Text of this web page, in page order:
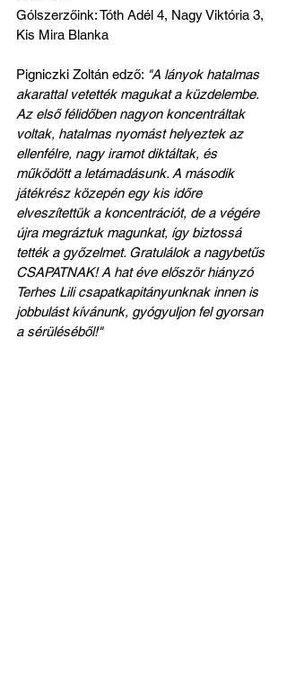
Gólszerzőink: Tóth Adél 4, Nagy Viktória 3,
Kis Mira Blanka
Pigniczki Zoltán edző: "A lányok hatalmas
akarattal vetették magukat a küzdelembe.
Az első félidőben nagyon koncentráltak
voltak, hatalmas nyomást helyeztek az
ellenfélre, nagy iramot diktáltak, és
működött a letámadásunk. A második
játékrész közepén egy kis időre
elveszítettük a koncentrációt, de a végére
újra megráztuk magunkat, így biztossá
tették a győzelmet. Gratulálok a nagybetűs
CSAPATNAK! A hat éve először hiányzó
Terhes Lili csapatkapitányunknak innen is
jobbulást kívánunk, gyógyuljon fel gyorsan
a sérüléséből!"